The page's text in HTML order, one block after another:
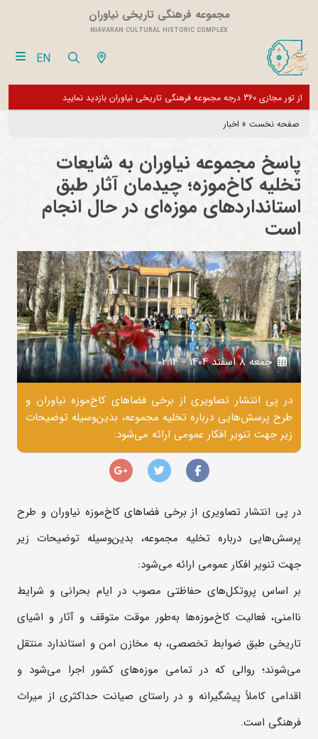
مجموعه فرهنگی تاریخی نیاوران
NIAVARAN CULTURAL HISTORIC COMPLEX
EN
از تور مجازی 360 درجه مجموعه فرهنگی تاریخی نیاوران بازدید نمایید تعطیل می باشد و فقط
صفحه نخست » اخبار
پاسخ مجموعه نیاوران به شایعات
تخلیه کاخ‌موزه؛ چیدمان آثار طبق
استانداردهای موزه‌ای در حال انجام
است
جمعه 8 اسفند 1404 - 02:14
در پی انتشار تصاویری از برخی فضاهای کاخ‌موزه نیاوران و
طرح پرسش‌هایی درباره تخلیه مجموعه، بدین‌وسیله توضیحات
زیر جهت تنویر افکار عمومی ارائه می‌شود:
در پی انتشار تصاویری از برخی فضاهای کاخ‌موزه نیاوران و طرح
پرسش‌هایی درباره تخلیه مجموعه، بدین‌وسیله توضیحات زیر
جهت تنویر افکار عمومی ارائه می‌شود:
بر اساس پروتکل‌های حفاظتی مصوب در ایام بحرانی و شرایط
ناامنی، فعالیت کاخ‌موزه‌ها به‌طور موقت متوقف و آثار و اشیای
تاریخی طبق ضوابط تخصصی، به مخازن امن و استاندارد منتقل
می‌شوند؛ روالی که در تمامی موزه‌های کشور اجرا می‌شود و
اقدامی کاملاً پیشگیرانه و در راستای صیانت حداکثری از میراث
فرهنگی است.